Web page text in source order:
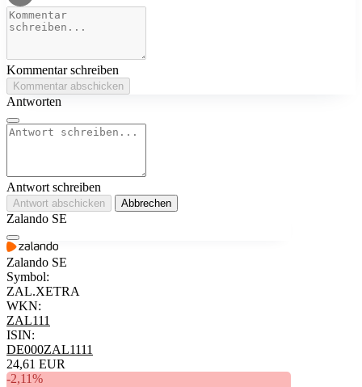
Kommentar schreiben
Kommentar abschicken
Antworten
Antwort schreiben
Antwort abschicken Abbrechen
Zalando SE
Zalando SE
Symbol:
ZAL.XETRA
WKN:
ZAL111
ISIN:
DE000ZAL1111
24,61 EUR
-2,11%